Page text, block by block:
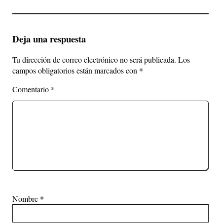
Deja una respuesta
Tu dirección de correo electrónico no será publicada. Los
campos obligatorios están marcados con *
Comentario *
Nombre *